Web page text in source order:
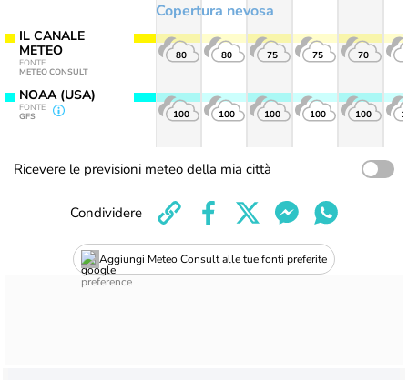
IL CANALE
METEO
FONTE
METEO CONSULT
NOAA (USA)
FONTE
GFS
Copertura nevosa
80
100
80
100
75
100
75
100
70
100
Ricevere le previsioni meteo della mia città
Aggiungi Meteo Consult alle tue fonti preferite
Condividere